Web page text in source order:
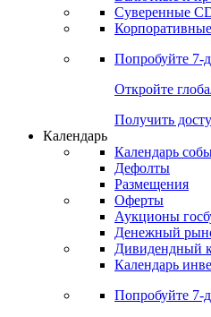
Получить
Деривативы
Валютные и
Попробуйте7-
Откройте
Получить
Календарь
Календарь
Дефолты
Размещения
Оферты
Денежный